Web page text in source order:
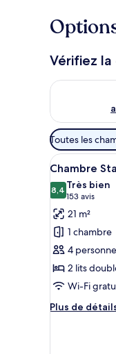
Vérifiez
Vérifier la
Filtres
disponibles
pour
les
chambres
Toutes les
Afficher
toutes
les
photos
pour
ce
type
de
chambre :
Chambre
5
Chambre
8,48,4 sur 10
Très bien
153 avis
(153 avis)
21 m²
1 chambre
4
2 lits
Wi-Fi
Plus de
Plus